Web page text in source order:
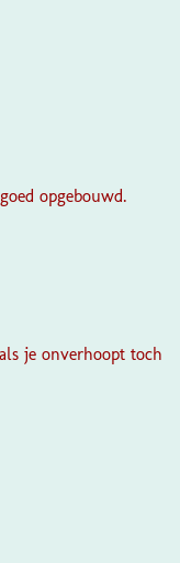
opgebouwd.
je onverhoopt toch